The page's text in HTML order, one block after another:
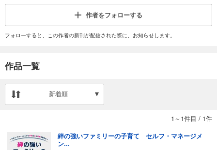
作者をフォローする
フォローすると、この作者の新刊が配信された際に、お知らせします。
作品一覧
新着順
1～1件目 / 1件
絆の強いファミリーの子育て セルフ・マネージメ
ン...